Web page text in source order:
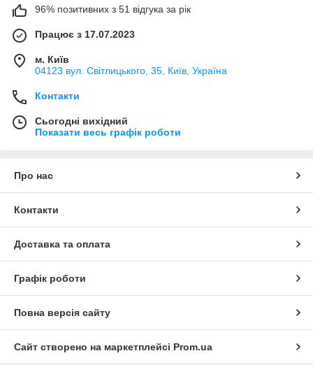
96% позитивних з 51 відгука за рік
Працює з 17.07.2023
м. Київ
04123 вул. Світлицького, 35, Київ, Україна
Контакти
Сьогодні вихідний
Показати весь графік роботи
Про нас
Контакти
Доставка та оплата
Графік роботи
Повна версія сайту
Сайт створено на маркетплейсі Prom.ua